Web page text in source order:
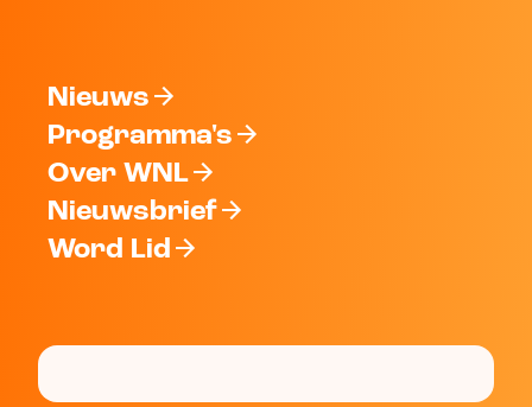
Nieuws
Programma's
Over WNL
Nieuwsbrief
Word Lid